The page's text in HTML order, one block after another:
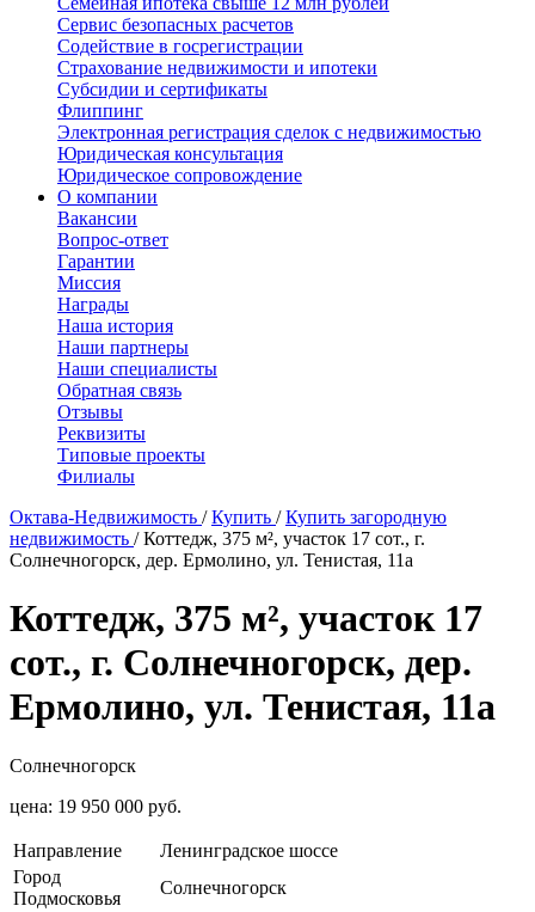
Сервис безопасных расчетов
Содействие в госрегистрации
Страхование недвижимости и ипотеки
Субсидии и сертификаты
Флиппинг
Электронная регистрация сделок с недвижимостью
Юридическая консультация
Юридическое сопровождение
О компании
Вакансии
Вопрос-ответ
Гарантии
Миссия
Награды
Наша история
Наши партнеры
Наши специалисты
Обратная связь
Отзывы
Реквизиты
Типовые проекты
Филиалы
Октава-Недвижимость / Купить / Купить загородную
недвижимость / Коттедж, 375 м², участок 17 сот., г.
Солнечногорск, дер. Ермолино, ул. Тенистая, 11а
Коттедж, 375 м², участок 17
сот., г. Солнечногорск, дер.
Ермолино, ул. Тенистая, 11а
Солнечногорск
цена: 19 950 000 руб.
Направление
Ленинградское шоссе
Город
Подмосковья
Солнечногорск